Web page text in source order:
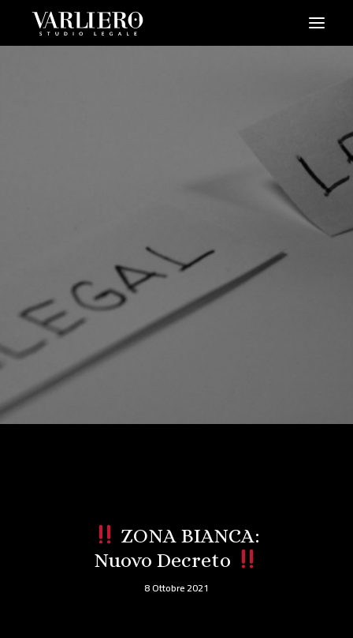
PRENDI UN APPUNTAMENTO
ZONA BIANCA:
Nuovo Decreto
8 Ottobre 2021